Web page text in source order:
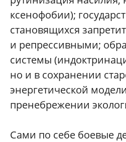
ксенофобии);
становящихся
и репрессивными;
системы
но и в сохранении
энергетической
пренебрежении
Сами по себе боевые